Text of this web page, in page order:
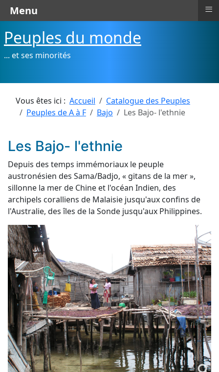
Peuples du monde
... et ses minorités
Vous êtes ici : Accueil
Catalogue des Peuples
Peuples de A à F
Bajo Les Bajo- l'ethnie
Les Bajo- l'ethnie
Depuis des temps immémoriaux le peuple
austronésien des Sama/Badjo, « gitans de la mer »,
sillonne la mer de Chine et l'océan Indien, des
archipels coralliens de Malaisie jusqu'aux confins de
l'Australie, des îles de la Sonde jusqu'aux Philippines.
Menu ≡